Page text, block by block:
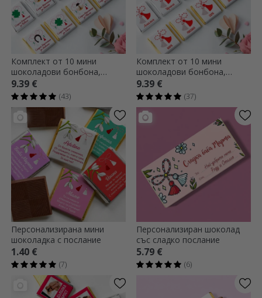
Комплект от 10 мини
шоколадови бонбона,
персонализирани с имена
9.39 €
(43)
Комплект от 10 мини
шоколадови бонбона,
персонализирани със
сладки имена
9.39 €
(37)
Персонализирана мини
шоколадка с послание
1.40 €
(7)
Персонализиран шоколад
със сладко послание
5.79 €
(6)